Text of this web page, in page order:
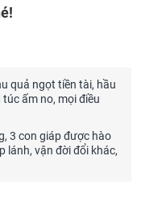
quả ngọt tiền tài, hầu
ấm no, mọi điều
3 con giáp được hào
lánh, vận đời đổi khác,